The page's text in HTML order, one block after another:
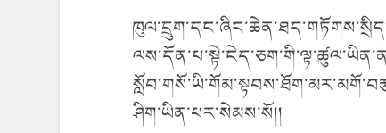
ཤིག་ཡིན་པར་སེམས་སོ།།